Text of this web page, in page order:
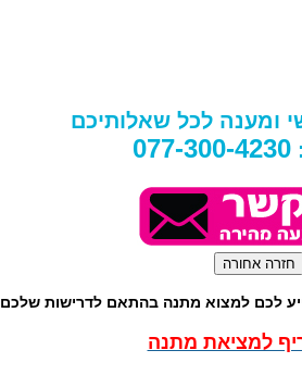
ומענה לכל שאלותיכם
077-300-4230
לכם למצוא מתנה בהתאם לדרישות שלכם
למציאת מתנה